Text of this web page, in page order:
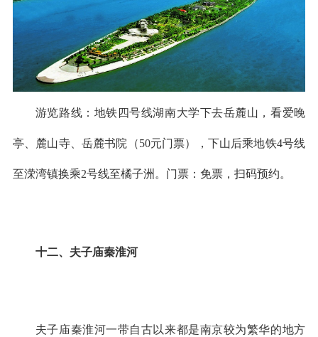
游览路线：地铁四号线湖南大学下去岳麓山，看爱晚
亭、麓山寺、岳麓书院（50元门票），下山后乘地铁4号线
至溁湾镇换乘2号线至橘子洲。门票：免票，扫码预约。
十二、夫子庙秦淮河
夫子庙秦淮河一带自古以来都是南京较为繁华的地方